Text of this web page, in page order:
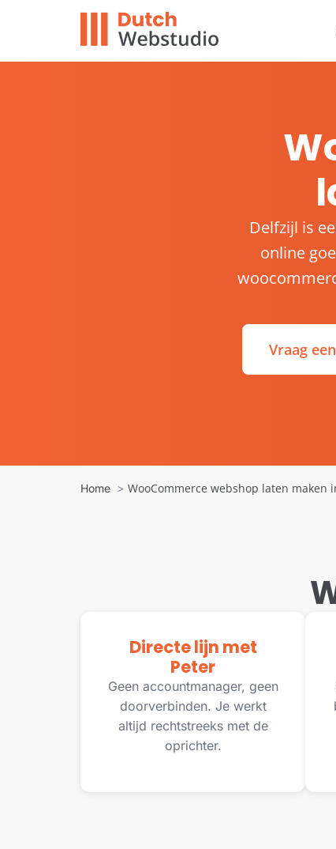
Delfzijl is
online
Vraag
Home WooCommerce webshop laten maken
Directe lijn met
Peter
Geen accountmanager, geen
doorverbinden. Je werkt
altijd rechtstreeks met de
oprichter.